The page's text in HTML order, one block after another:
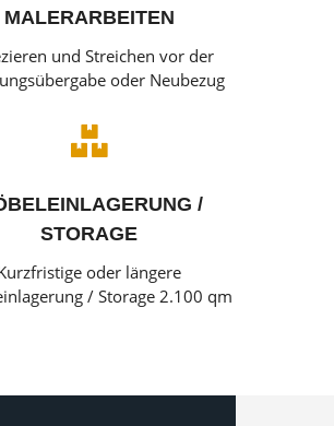
MALERARBEITEN
und Streichen vor der
oder Neubezug

/
STORAGE
oder längere
/ Storage 2.100 qm